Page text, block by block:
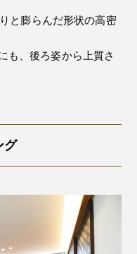
と膨らんだ形状の高密
も、後ろ姿から上質さ
グ